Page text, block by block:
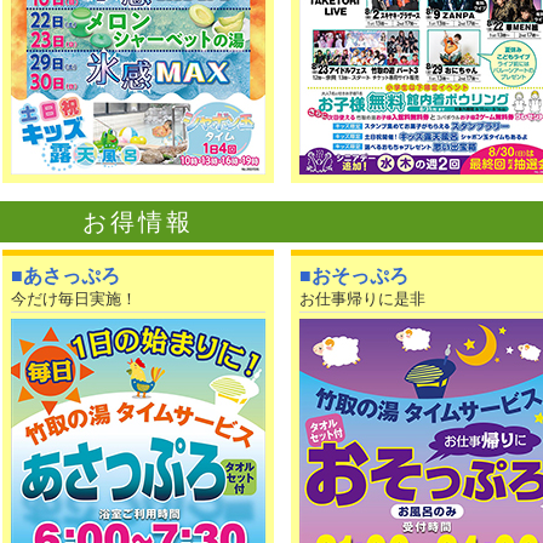
お得情報
■あさっぷろ
今だけ毎日実施！
■おそっぷろ
お仕事帰りに是非